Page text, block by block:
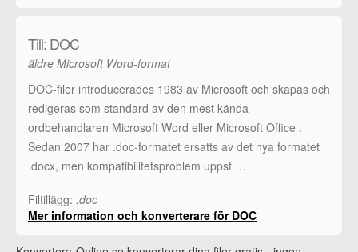
Till: DOC
äldre Microsoft Word-format
DOC-filer introducerades 1983 av Microsoft och skapas och
redigeras som standard av den mest kända
ordbehandlaren Microsoft Word eller Microsoft Office .
Sedan 2007 har .doc-formatet ersatts av det nya formatet
.docx, men kompatibilitetsproblem uppst …
Filtillägg: .doc
Mer information och konverterare för DOC